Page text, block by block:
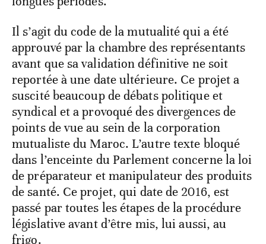
Il s’agit du code de la mutualité qui a été
approuvé par la chambre des représentants
avant que sa validation définitive ne soit
reportée à une date ultérieure. Ce projet a
suscité beaucoup de débats politique et
syndical et a provoqué des divergences de
points de vue au sein de la corporation
mutualiste du Maroc. L’autre texte bloqué
dans l’enceinte du Parlement concerne la loi
de préparateur et manipulateur des produits
de santé. Ce projet, qui date de 2016, est
passé par toutes les étapes de la procédure
législative avant d’être mis, lui aussi, au
frigo.